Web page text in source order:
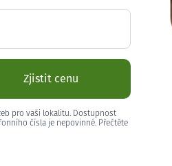
Zjistit cenu
pro vaši lokalitu. Dostupnost
čísla je nepovinné. Přečtěte